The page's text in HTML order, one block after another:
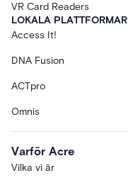
VR Card Readers
LOKALA PLATTFORMAR
Access It!
DNA Fusion
ACTpro
Omnis
Varför Acre
Vilka vi är